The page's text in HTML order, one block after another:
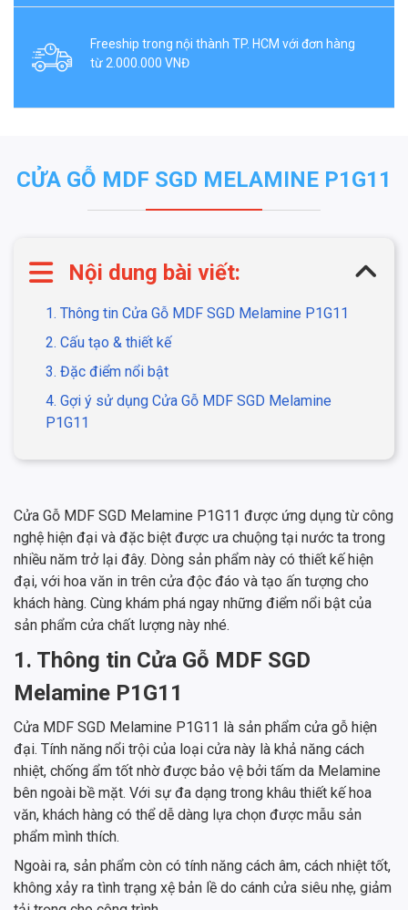
Freeship trong nội thành TP. HCM với đơn hàng
từ 2.000.000 VNĐ
CỬA GỖ MDF SGD MELAMINE P1G11
Nội dung bài viết:
1. Thông tin Cửa Gỗ MDF SGD Melamine P1G11
2. Cấu tạo & thiết kế
3. Đặc điểm nổi bật
4. Gợi ý sử dụng Cửa Gỗ MDF SGD Melamine
P1G11
Cửa Gỗ MDF SGD Melamine P1G11 được ứng dụng từ công
nghệ hiện đại và đặc biệt được ưa chuộng tại nước ta trong
nhiều năm trở lại đây. Dòng sản phẩm này có thiết kế hiện
đại, với hoa văn in trên cửa độc đáo và tạo ấn tượng cho
khách hàng. Cùng khám phá ngay những điểm nổi bật của
sản phẩm cửa chất lượng này nhé.
1. Thông tin Cửa Gỗ MDF SGD
Melamine P1G11
Cửa MDF SGD Melamine P1G11 là sản phẩm cửa gỗ hiện
đại. Tính năng nổi trội của loại cửa này là khả năng cách
nhiệt, chống ẩm tốt nhờ được bảo vệ bởi tấm da Melamine
bên ngoài bề mặt. Với sự đa dạng trong khâu thiết kế hoa
văn, khách hàng có thể dễ dàng lựa chọn được mẫu sản
phẩm mình thích.
Ngoài ra, sản phẩm còn có tính năng cách âm, cách nhiệt tốt,
không xảy ra tình trạng xệ bản lề do cánh cửa siêu nhẹ, giảm